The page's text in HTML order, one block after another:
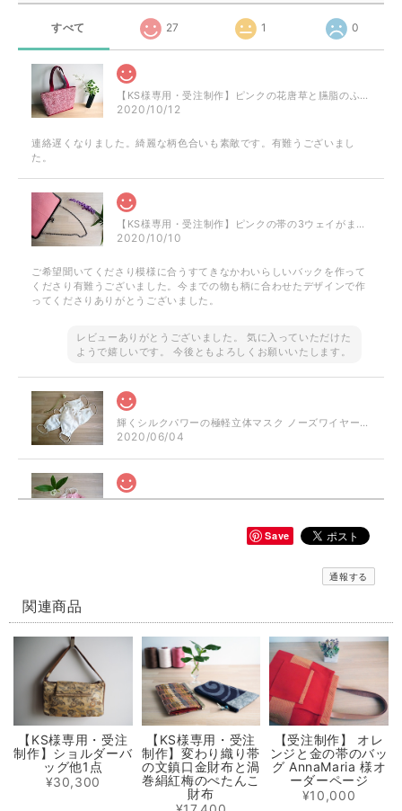
すべて 27 1 0
【KS様専用・受注制作】ピンクの花唐草と臙脂のふくれ織のミニトート
2020/10/12
連絡遅くなりました。綺麗な柄色合いも素敵です。有難うございまし
た。
【KS様専用・受注制作】ピンクの帯の3ウェイがまぐちバッグ
2020/10/10
ご希望聞いてくださり模様に合うすてきなかわいらしいバックを作って
くださり有難うございました。今までの物も柄に合わせたデザインで作
ってくださりありがとうございました。
レビューありがとうございました。 気に入っていただけた
ようで嬉しいです。 今後ともよろしくお願いいたします。
輝くシルクパワーの極軽立体マスク ノーズワイヤー入り（肌触りの良い着物の裏地絹100％）
2020/06/04
【再販】選べる立体型マスク ノーズワイヤー入り 白生成り/白にブルー小花模様（肌触りの良い着物の裏地綿100％利用）
2020/05/31
選べるマスクケース/タンポポ+レモンイエロー/ピンクにグレーの絣/藍色にブルー絣/藍色にカラフルな絣
① 元気に咲き乱れるタンポポ
Save
通報する
関連商品
【KS様専用・受注
制作】ショルダーバ
ッグ他1点
¥30,300
【KS様専用・受注
制作】変わり織り帯
の文鎮口金財布と渦
巻絹紅梅のぺたんこ
財布
【受注制作】 オレ
ンジと金の帯のバッ
グ AnnaMaria 様オ
ーダーページ
¥10,000